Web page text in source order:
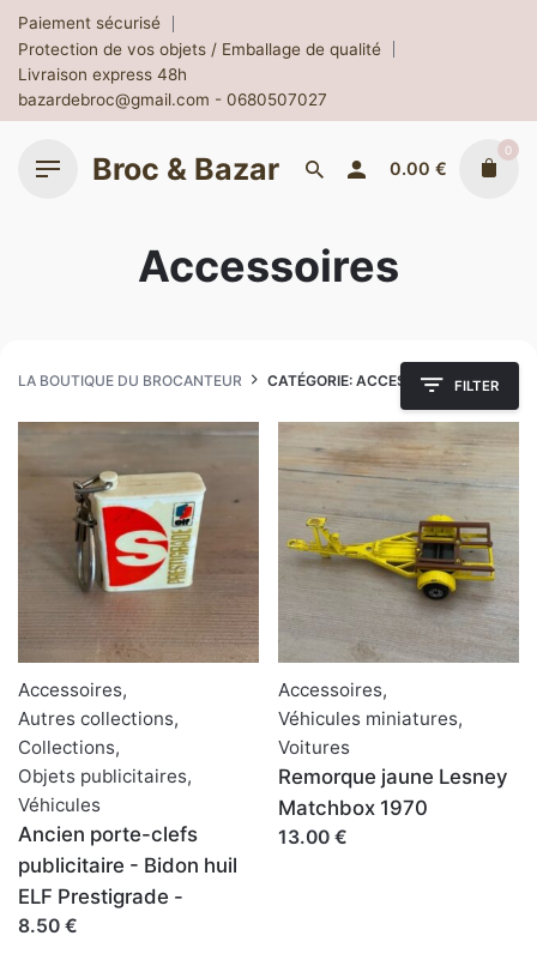
Skip
content
Paiement sécurisé
Protection de vos objets / Emballage de qualité
Livraison express 48h
bazardebroc@gmail.com - 0680507027
Broc & Bazar 0.00 €
0
Accessoires
LA BOUTIQUE DU BROCANTEUR CATÉGORIE: ACCESSOIRESFILTER
Accessoires,
Autres collections,
Collections,
Objets publicitaires,
Véhicules
Ancien porte-clefs
publicitaire - Bidon huil
ELF Prestigrade -
8.50 €
Accessoires,
Véhicules miniatures,
Voitures
Remorque jaune Lesney
Matchbox 1970
13.00 €